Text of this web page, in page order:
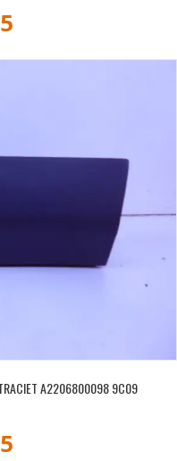
A2206800098 9C09